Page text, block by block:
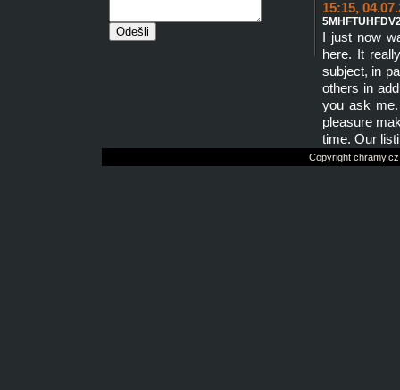
15:15,
I just now
here. It
subject, in
others in
you ask
pleasure
time. Our
Copyright